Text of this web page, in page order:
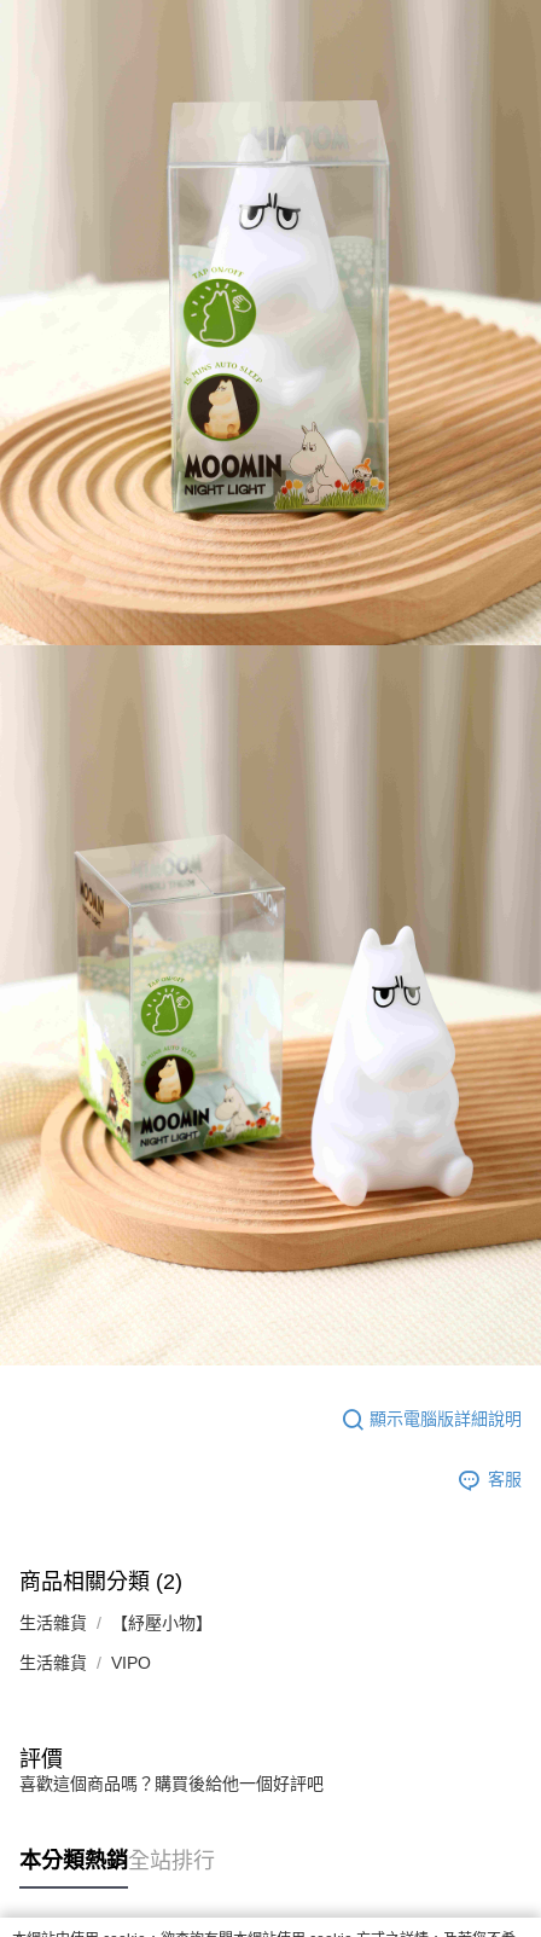
顯示電腦版詳細說明
客服
商品相關分類 (2)
生活雜貨 【紓壓小物】
生活雜貨 VIPO
評價
喜歡這個商品嗎？購買後給他一個好評吧
本分類熱銷全站排行